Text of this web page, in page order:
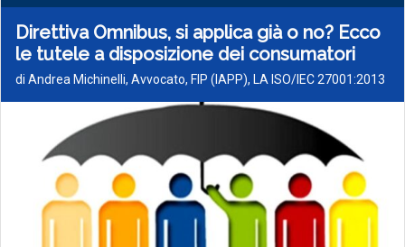
Direttiva Omnibus, si applica già o no? Ecco
le tutele a disposizione dei consumatori
di Andrea Michinelli, Avvocato, FIP (IAPP), LA ISO/IEC 27001:2013